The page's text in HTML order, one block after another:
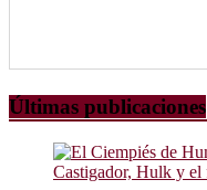
Últimas publicaciones